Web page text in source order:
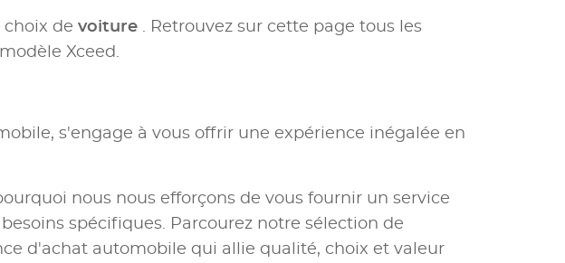
choix de voiture . Retrouvez sur cette page tous les
Xceed.
s'engage à vous offrir une expérience inégalée en
nous nous efforçons de vous fournir un service
spécifiques. Parcourez notre sélection de
d'achat automobile qui allie qualité, choix et valeur